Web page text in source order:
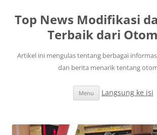
Top News Modifikasi
Terbaik dari
Artikel ini mengulas tentang berbagai
dan berita menarik tentang
Menu Langsung ke isi